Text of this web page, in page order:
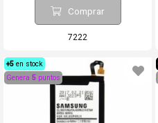
Comprar
7222
+5 en stock
Genera 5 puntos